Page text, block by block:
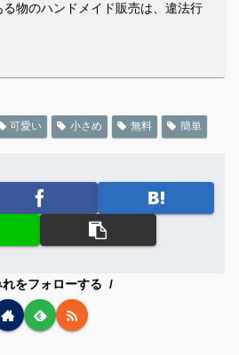
る物のハンドメイド販売は、違法行
可愛い 小さめ 無料 簡単
をフォローする